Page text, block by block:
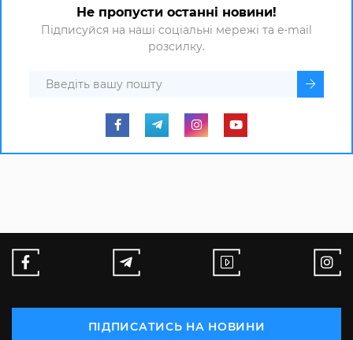
Не пропусти останні новини!
Підписуйся на наші соціальні мережі та e-mail
розсилку.
ПІДПИСАТИСЬ НА НОВИНИ